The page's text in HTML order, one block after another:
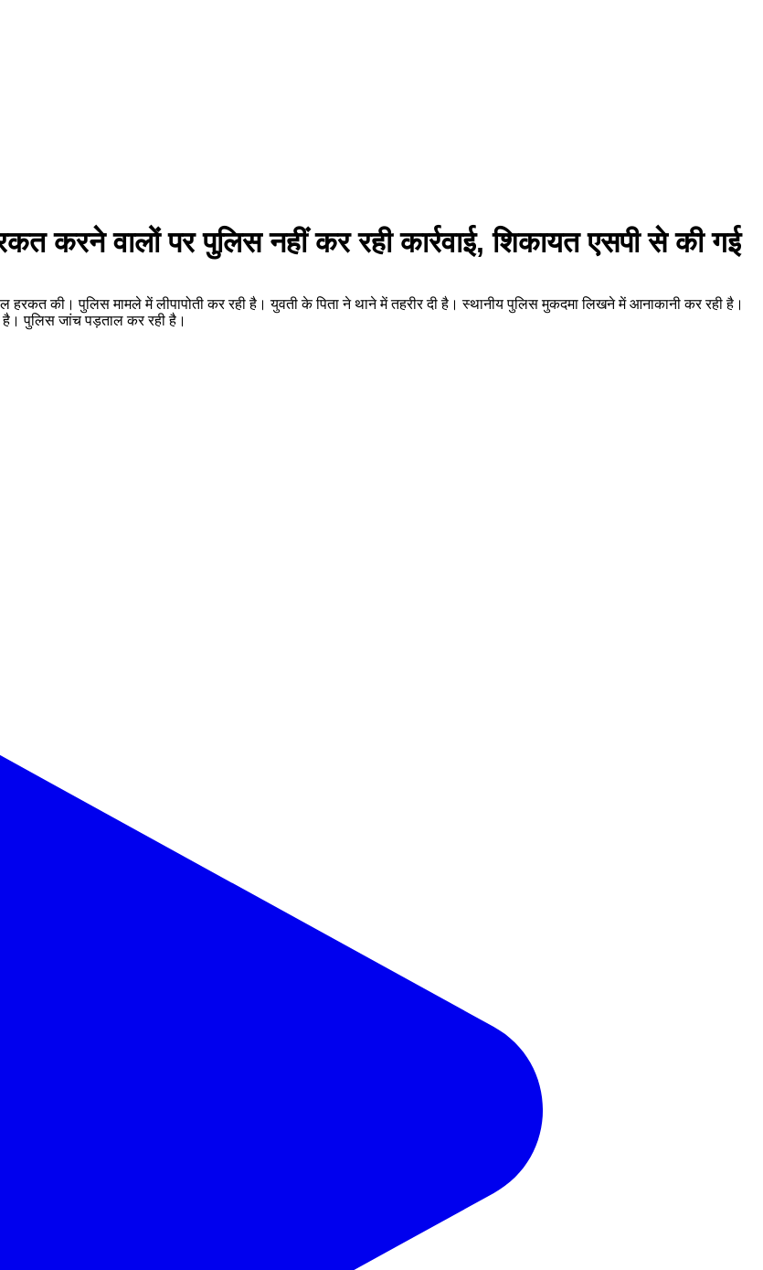
करने वालों पर पुलिस नहीं कर रही कार्रवाई, शिकायत एसपी से की गई
की। पुलिस मामले में लीपापोती कर रही है। युवती के पिता ने थाने में तहरीर दी है। स्थानीय पुलिस मुकदमा लिखने में आनाकानी कर रही है।
है। पुलिस जांच पड़ताल कर रही है।